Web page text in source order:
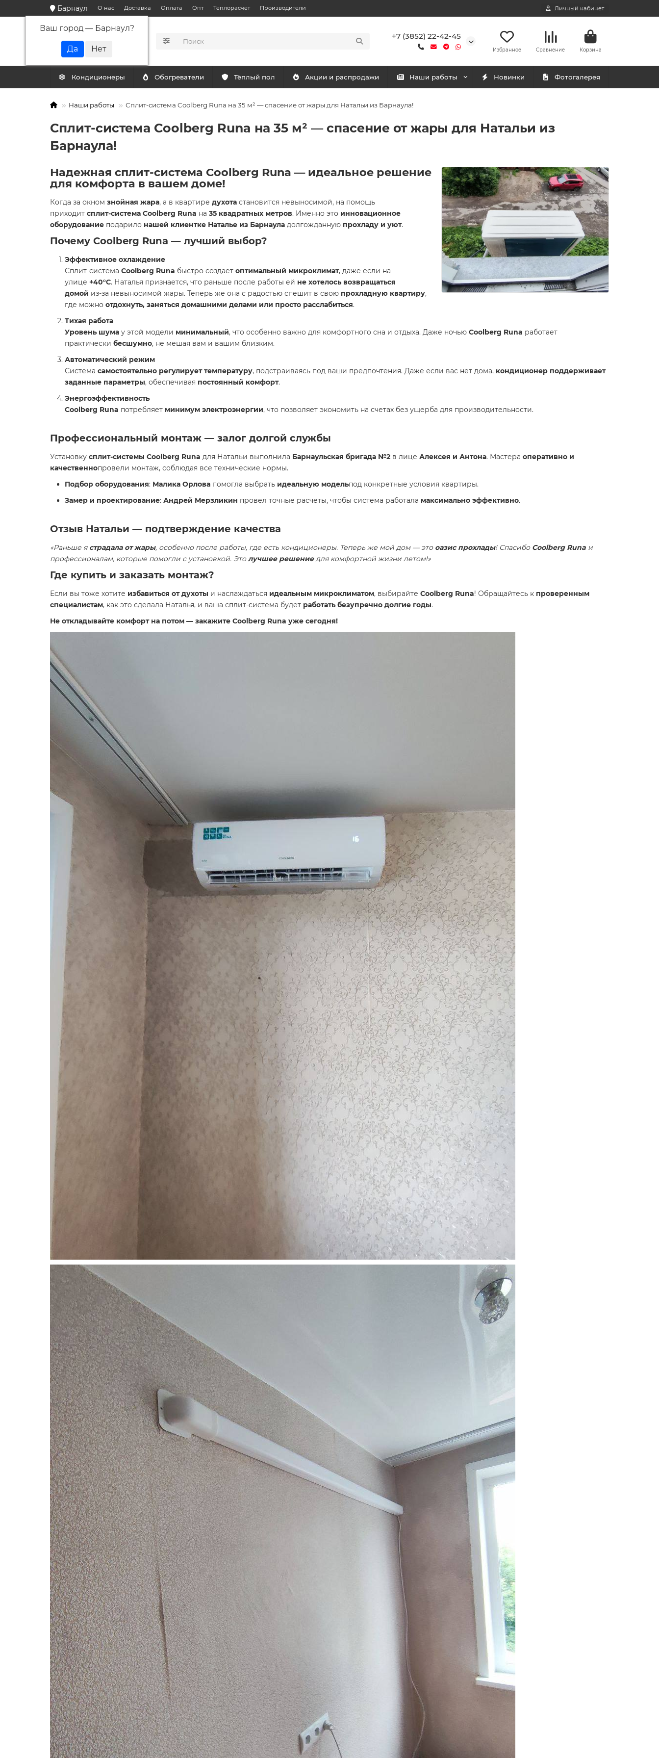
Барнаул
Ваш город — Барнаул?
О нас Доставка Оплата Опт Теплорасчет Производители Личный кабинет
+7 (3852) 22-42-45
Избранное Сравнение Корзина
Кондиционеры Обогреватели Тёплый пол Акции и распродажи Наши работы Новинки Фотогалерея
Наши работы Сплит-система Coolberg Runa на 35 м² — спасение от жары для Натальи из Барнаула!
Сплит-система Coolberg Runa на 35 м² — спасение от жары для Натальи из
Барнаула!
Надежная сплит-система Coolberg Runa — идеальное решение
для комфорта в вашем доме!
Когда за окном знойная жара, а в квартире духота становится невыносимой, на помощь
приходит сплит-система Coolberg Runa на 35 квадратных метров. Именно это инновационное
оборудование подарило нашей клиентке Наталье из Барнаула долгожданную прохладу и уют.
Почему Coolberg Runa — лучший выбор?
Эффективное охлаждение
Сплит-система Coolberg Runa быстро создает оптимальный микроклимат, даже если на
улице +40°C. Наталья признается, что раньше после работы ей не хотелось возвращаться
домой из-за невыносимой жары. Теперь же она с радостью спешит в свою прохладную квартиру,
где можно отдохнуть, заняться домашними делами или просто расслабиться.
Тихая работа
Уровень шума у этой модели минимальный, что особенно важно для комфортного сна и отдыха. Даже ночью Coolberg Runa работает
практически бесшумно, не мешая вам и вашим близким.
Автоматический режим
Система самостоятельно регулирует температуру, подстраиваясь под ваши предпочтения. Даже если вас нет дома, кондиционер поддерживает
заданные параметры, обеспечивая постоянный комфорт.
Энергоэффективность
Coolberg Runa потребляет минимум электроэнергии, что позволяет экономить на счетах без ущерба для производительности.
Профессиональный монтаж — залог долгой службы
Установку сплит-системы Coolberg Runa для Натальи выполнила Барнаульская бригада №2 в лице Алексея и Антона. Мастера оперативно и
качественнопровели монтаж, соблюдая все технические нормы.
Подбор оборудования: Малика Орлова помогла выбрать идеальную модельпод конкретные условия квартиры.
Замер и проектирование: Андрей Мерзликин провел точные расчеты, чтобы система работала максимально эффективно.
Отзыв Натальи — подтверждение качества
«Раньше я страдала от жары, особенно после работы, где есть кондиционеры. Теперь же мой дом — это оазис прохлады! Спасибо Coolberg Runa и
профессионалам, которые помогли с установкой. Этолучшее решениедля комфортной жизни летом!»
Где купить и заказать монтаж?
Если вы тоже хотите избавиться от духоты и наслаждаться идеальным микроклиматом, выбирайте Coolberg Runa! Обращайтесь к проверенным
специалистам, как это сделала Наталья, и ваша сплит-система будет работать безупречно долгие годы.
Не откладывайте комфорт на потом — закажите Coolberg Runa уже сегодня!